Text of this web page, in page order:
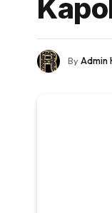
ByAdmin